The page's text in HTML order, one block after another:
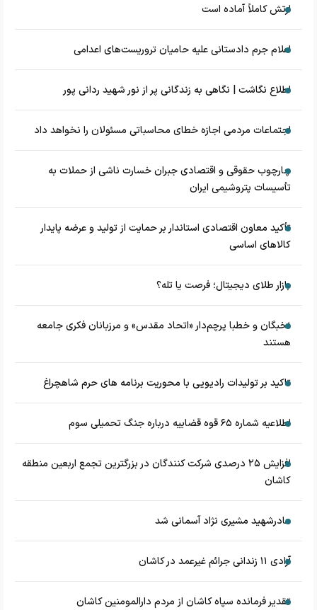
ارتش کاملاً آماده است
اعلام جرم دادستانی علیه حامیان تروریست‌های اعدامی
اطلاع نگاشت | نگاهی به زندگانی پر از نور شهید ردانی پور
اجتماعات مردمی اجازه خطای محاسباتی مسئولان را نخواهد داد
چارچوب حقوقی و اقتصادی جبران خسارت ناشی از حملات به
تأسیسات پتروشیمی ایران
تأکید معاون اقتصادی استاندار بر حمایت از تولید و عرضه پایدار
کالاهای اساسی
بازار طلای دیجیتال؛ فرصت یا تله؟
نخبگان و خطبا پرچم‌دار «اتحاد مقدس» و مرزبانان فکری جامعه
هستند
تاکید بر تولیدات رادیویی با محوریت برنامه های حرم شاهچراغ
اطلاعیه شماره ۶۵ قوه قضاییه درباره جنگ تحمیلی سوم
افزایش ۲۵ درصدی شرکت کنندگان در بزرگترین تجمع اربعین منطقه
کاشان
مادرشهید مشیری نژاد آسمانی شد
آزادی ۱۱ زندانی جرائم غیرعمد در کاشان
تقدیر فرمانده سپاه کاشان از مردم دارالمومنین کاشان